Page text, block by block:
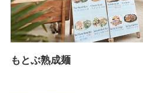
もとぶ熟成麺